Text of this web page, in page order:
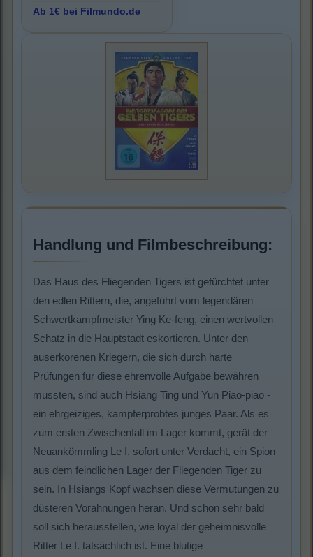
Ab 1€ bei Filmundo.de
Handlung und Filmbeschreibung:
Das Haus des Fliegenden Tigers ist gefürchtet unter
den edlen Rittern, die, angeführt vom legendären
Schwertkampfmeister Ying Ke-feng, einen wertvollen
Schatz in die Hauptstadt eskortieren. Unter den
auserkorenen Kriegern, die sich durch harte
Prüfungen für diese ehrenvolle Aufgabe bewähren
mussten, sind auch Hsiang Ting und Yun Piao-piao -
ein ehrgeiziges, kampferprobtes junges Paar. Als es
zum ersten Zwischenfall im Lager kommt, gerät der
Neuankömmling Le I. sofort unter Verdacht, ein Spion
aus dem feindlichen Lager der Fliegenden Tiger zu
sein. In Hsiangs Kopf wachsen diese Vermutungen zu
düsteren Vorahnungen heran. Und schon sehr bald
soll sich herausstellen, wie loyal der geheimnisvolle
Ritter Le I. tatsächlich ist. Eine blutige